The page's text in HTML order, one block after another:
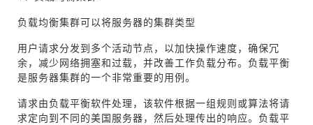
负载均衡集群可以将服务器的集群类型
用户请求分发到多个活动节点，以加快操作速度，确保冗
余，减少网络拥塞和过载，并改善工作负载分布。负载平衡
是服务器集群的一个非常重要的用例。
请求由负载平衡软件处理，该软件根据一组规则或算法将请
求定向到不同的美国服务器，然后处理传出的响应。负载平